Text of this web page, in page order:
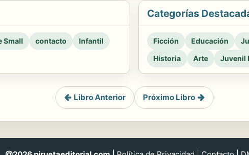
Small contacto Infantil
Categorías
Ficción Educación
Historia
Arte Juvenil
Libro Anterior Próximo Libro